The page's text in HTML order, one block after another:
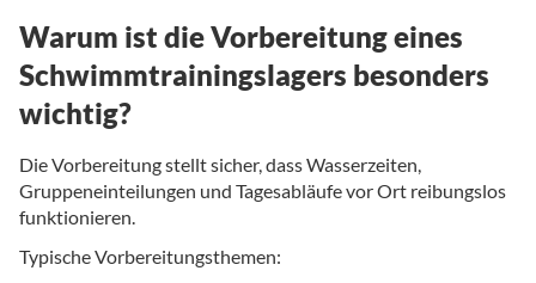
Warum ist die Vorbereitung eines
Schwimmtrainingslagers besonders
wichtig?
Die Vorbereitung stellt sicher, dass Wasserzeiten,
Gruppeneinteilungen und Tagesabläufe vor Ort reibungslos
funktionieren.
Typische Vorbereitungsthemen: